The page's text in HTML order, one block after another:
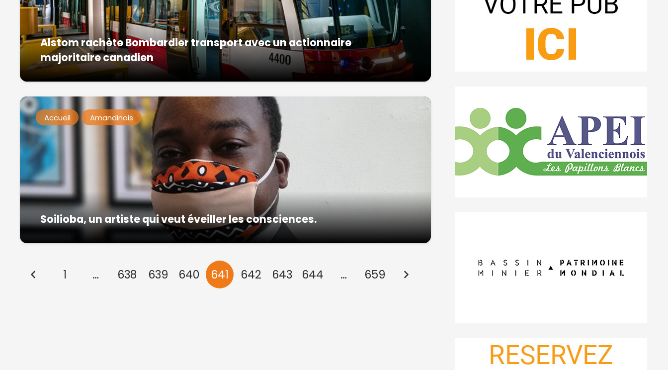
Alstom rachète Bombardier transport avec un actionnaire
majoritaire canadien
Accueil Amandinois
Soilioba, un artiste qui veut éveiller les consciences.
1 … 638 639 640 641 642 643 644 … 659